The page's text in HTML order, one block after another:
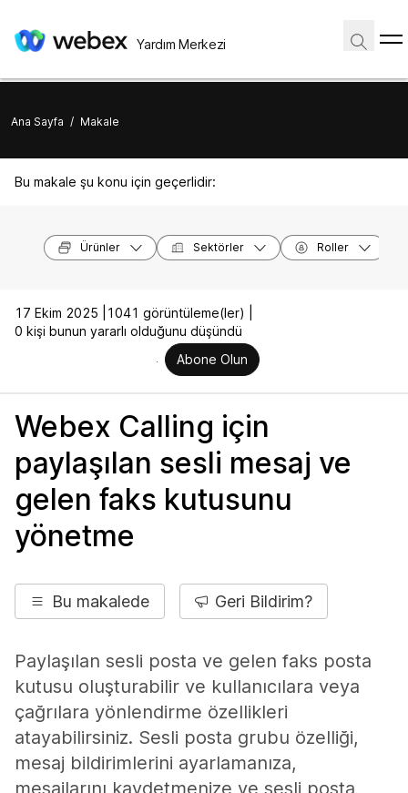
Yardım Merkezi
Ana Sayfa / Makale
Bu makale şu konu için geçerlidir:
Ürünler Sektörler Roller
17 Ekim 2025 |
1041 görüntüleme(ler) |
0 kişi bunun yararlı olduğunu düşündü
Abone Olun
Webex Calling için
paylaşılan sesli mesaj ve
gelen faks kutusunu
yönetme
Bu makalede Geri Bildirim?
Paylaşılan sesli posta ve gelen faks posta
kutusu oluşturabilir ve kullanıcılara veya
çağrılara yönlendirme özellikleri
atayabilirsiniz. Sesli posta grubu özelliği,
mesaj bildirimlerini ayarlamanıza,
mesajlarını kaydetmenize ve sesli posta